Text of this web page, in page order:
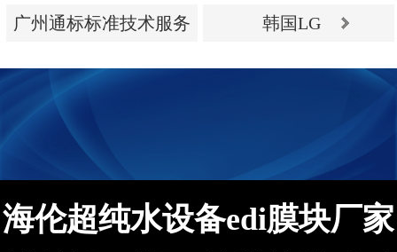
广州通标标准技术服务
广州通标标准技术服务
有限公司
韩国LG
海伦超纯水设备edi膜块厂家